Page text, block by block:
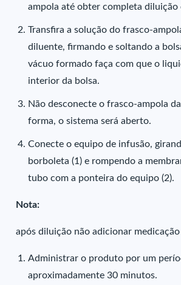
ampola até obter completa diluição
Transfira a solução do frasco-
diluente, firmando e soltando a
vácuo formado faça com que o
interior da bolsa.
Não desconecte o frasco-ampola
forma, o sistema será aberto.
Conecte o equipo de infusão,
borboleta (1) e rompendo a
tubo com a ponteira do equipo (2).
Nota:
após diluição não adicionar
Administrar o produto por um
aproximadamente 30 minutos.